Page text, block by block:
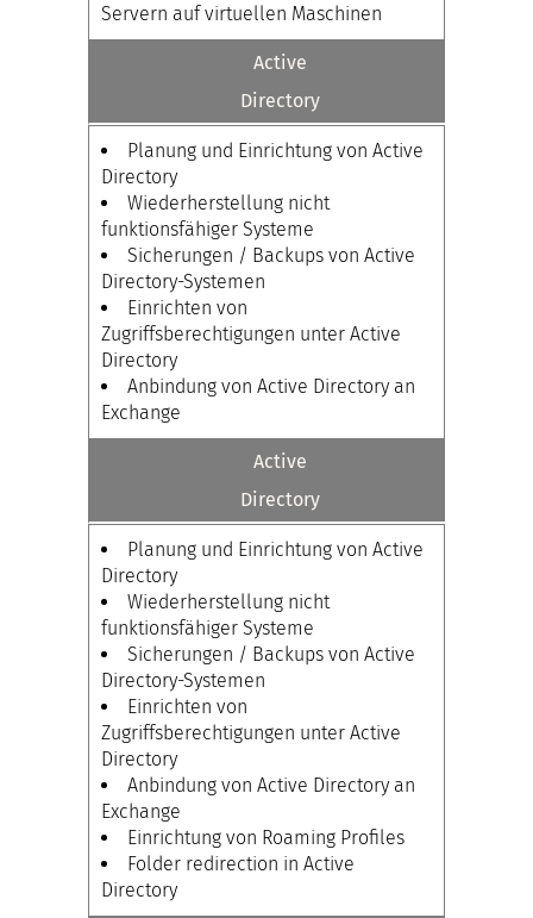
Servern auf virtuellen Maschinen
Active
Directory
Planung und Einrichtung von Active
Directory
Wiederherstellung nicht
funktionsfähiger Systeme
Sicherungen / Backups von Active
Directory-Systemen
Einrichten von
Zugriffsberechtigungen unter Active
Directory
Anbindung von Active Directory an
Exchange
Active
Directory
Planung und Einrichtung von Active
Directory
Wiederherstellung nicht
funktionsfähiger Systeme
Sicherungen / Backups von Active
Directory-Systemen
Einrichten von
Zugriffsberechtigungen unter Active
Directory
Anbindung von Active Directory an
Exchange
Einrichtung von Roaming Profiles
Folder redirection in Active
Directory